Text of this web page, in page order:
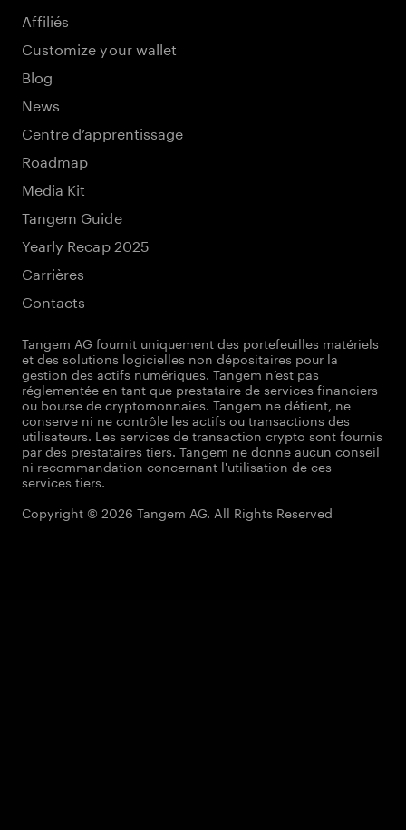
Affiliés
Customize your wallet
Blog
News
Centre d’apprentissage
Roadmap
Media Kit
Tangem Guide
Yearly Recap 2025
Carrières
Contacts
Tangem AG fournit uniquement des portefeuilles matériels
et des solutions logicielles non dépositaires pour la
gestion des actifs numériques. Tangem n’est pas
réglementée en tant que prestataire de services financiers
ou bourse de cryptomonnaies. Tangem ne détient, ne
conserve ni ne contrôle les actifs ou transactions des
utilisateurs. Les services de transaction crypto sont fournis
par des prestataires tiers. Tangem ne donne aucun conseil
ni recommandation concernant l'utilisation de ces
services tiers.